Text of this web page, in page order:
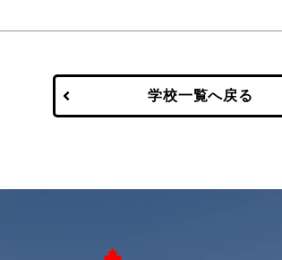
学校一覧へ戻る